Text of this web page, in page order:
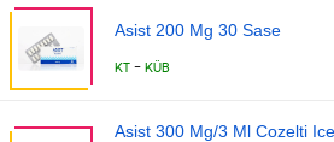
Asist 200 Mg 30 Sase
KT - KÜB
Asist 300 Mg/3 Ml Cozelti